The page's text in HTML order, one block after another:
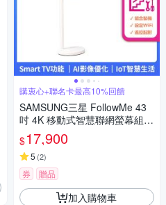
購衷心+聯名卡最高10%回饋
SAMSUNG三星 FollowMe 43
吋 4K 移動式智慧聯網螢幕組-S
43FM703UC+立架 RPO
$17,900
5 (2)
券 贈品
加入購物車